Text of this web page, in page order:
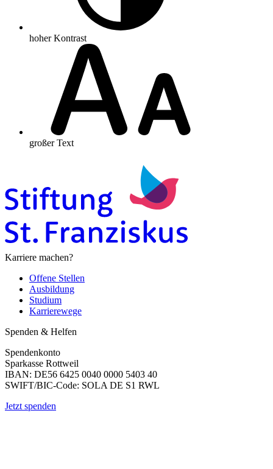
hoher Kontrast
großer Text
Karriere machen?
Offene Stellen
Ausbildung
Studium
Karrierewege
Spenden & Helfen
Spendenkonto
Sparkasse Rottweil
IBAN: DE56 6425 0040 0000 5403 40
SWIFT/BIC-Code: SOLA DE S1 RWL
Jetzt spenden